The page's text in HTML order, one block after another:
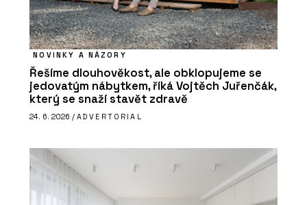
NOVINKY A NÁZORY
Řešíme dlouhověkost, ale obklopujeme se
jedovatým nábytkem, říká Vojtěch Juřenčák,
který se snaží stavět zdravě
24. 6. 2026 / ADVERTORIAL